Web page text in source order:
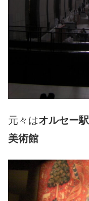
元々はオルセー駅
美術館